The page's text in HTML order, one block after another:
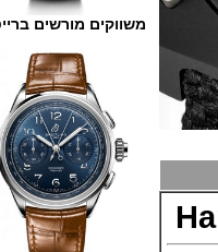
משווקים מורשים ברייטלינג